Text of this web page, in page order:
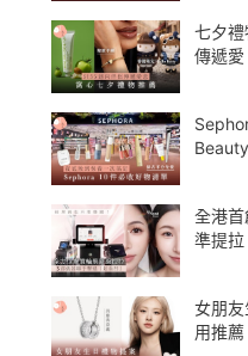
七夕
傳遞
全港
準提
女朋
用推